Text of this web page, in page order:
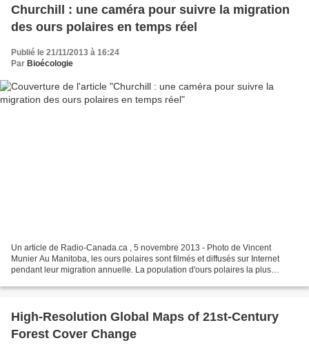
Churchill : une caméra pour suivre la migration
des ours polaires en temps réel
Publié le 21/11/2013 à 16:24
Par Bioécologie
Un article de Radio-Canada.ca , 5 novembre 2013 - Photo de Vincent
Munier Au Manitoba, les ours polaires sont filmés et diffusés sur Internet
pendant leur migration annuelle. La population d'ours polaires la plus
High-Resolution Global Maps of 21st-Century
Forest Cover Change